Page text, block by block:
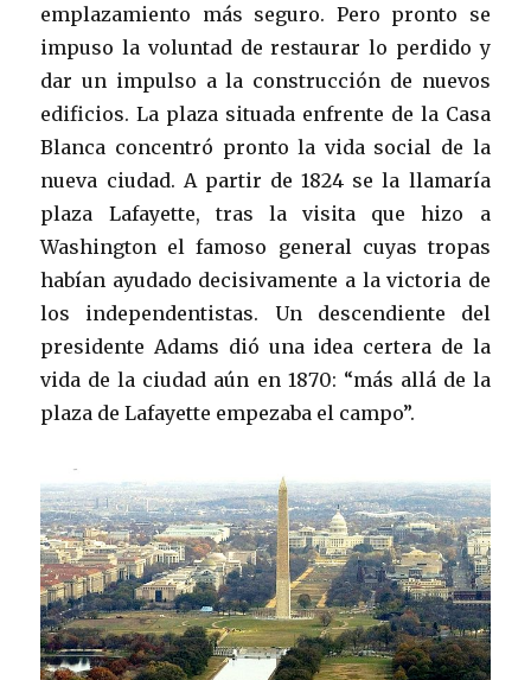
emplazamiento más seguro. Pero pronto se
impuso la voluntad de restaurar lo perdido y
dar un impulso a la construcción de nuevos
edificios. La plaza situada enfrente de la Casa
Blanca concentró pronto la vida social de la
nueva ciudad. A partir de 1824 se la llamaría
plaza Lafayette, tras la visita que hizo a
Washington el famoso general cuyas tropas
habían ayudado decisivamente a la victoria de
los independentistas. Un descendiente del
presidente Adams dió una idea certera de la
vida de la ciudad aún en 1870: “más allá de la
plaza de Lafayette empezaba el campo”.